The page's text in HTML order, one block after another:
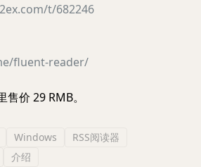
t/682246
fluent-reader/
价 29 RMB。
Windows
RSS阅读器
介绍